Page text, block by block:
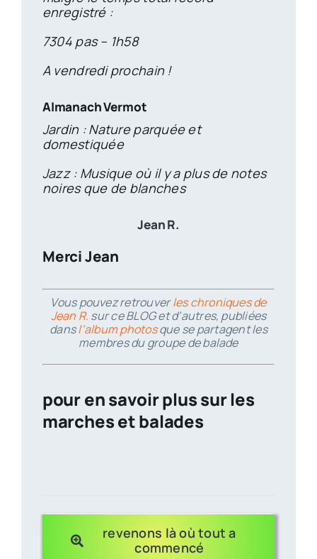
enregistré :
7304 pas – 1h58
A vendredi prochain !
Almanach Vermot
Jardin : Nature parquée et
domestiquée
Jazz : Musique où il y a plus de notes
noires que de blanches
Jean R.
Merci Jean
Vous pouvez retrouverles chroniques de
Jean R. sur ce BLOG et d’autres, publiées
dansl’album photosque se partagent les
membres du groupe de balade
pour en savoir plus sur les
marches et balades
revenons là où tout a
commencé